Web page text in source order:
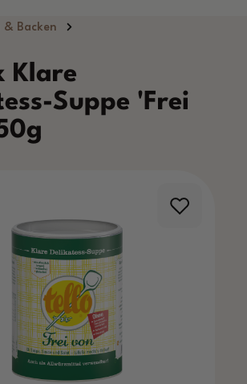
& Backen
Klare
Suppe 'Frei